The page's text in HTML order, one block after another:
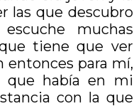
las que descubro
muchas
tiene que ver
entonces para mí,
que había en mi
con la que